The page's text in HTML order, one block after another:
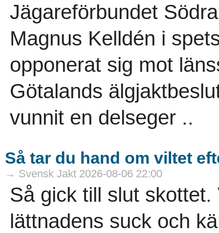
Jägareförbundet
Magnus Kelldén i
opponerat sig mot
Götalands
vunnit en delseger ..
Så tar du hand om viltet
→ Svensk Jakt 2026-08-06 22:00
Så gick till slut
lättnadens suck och